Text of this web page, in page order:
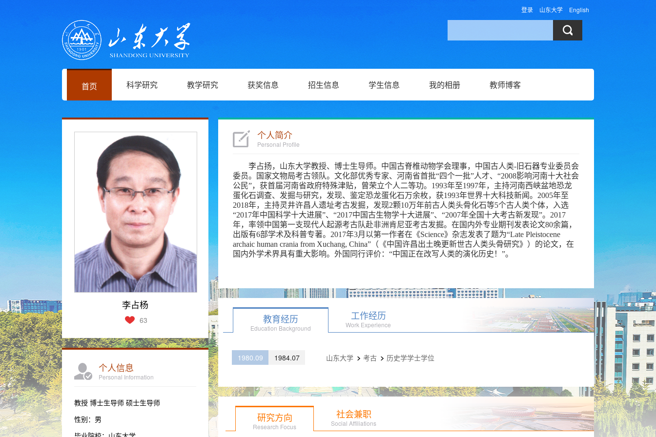
登录 山东大学 English
首页 科学研究 教学研究 获奖信息 招生信息 学生信息 我的相册 教师博客
李占杨
63
个人信息
Personal Information
教授 博士生导师 硕士生导师
性别：男
个人简介
Personal Profile
李占扬，山东大学教授、博士生导师。中国古脊椎动物学会理事，中国古人类-旧石器专业委员会
委员。国家文物局考古领队。文化部优秀专家、河南省首批“四个一批”人才、“2008影响河南十大社会
公民”，获首届河南省政府特殊津贴，曾荣立个人二等功。1993年至1997年，主持河南西峡盆地恐龙
蛋化石调查、发掘与研究，发现、鉴定恐龙蛋化石万余枚，获1993年世界十大科技新闻。2005年至
2018年，主持灵井许昌人遗址考古发掘，发现2颗10万年前古人类头骨化石等5个古人类个体，入选
“2017年中国科学十大进展”、“2017中国古生物学十大进展”、“2007年全国十大考古新发现”。2017
年，率领中国第一支现代人起源考古队赴非洲肯尼亚考古发掘。在国内外专业期刊发表论文80余篇，
出版有6部学术及科普专著。2017年3月以第一作者在《Science》杂志发表了题为“Late Pleistocene
archaic human crania from Xuchang, China”（《中国许昌出土晚更新世古人类头骨研究》）的论文，在
国内外学术界具有重大影响。外国同行评价：“中国正在改写人类的演化历史！”。
教育经历
Education Background
工作经历
Work Experience
1980.09 1984.07 山东大学 考古 历史学学士学位
研究方向
Research Focus
社会兼职
Social Affiliations